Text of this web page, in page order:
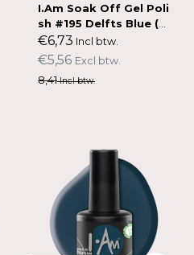
I.Am Soak Off Gel Poli
sh #195 Delfts Blue (7
ml)
€6,73 Incl btw.
€5,56 Excl btw.
8,41Incl btw.